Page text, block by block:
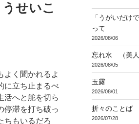
せいこ
よく聞かれるよ
に立ち止まるべ
活へと舵を切ら
停滞を打ち破っ
ちもいるだろ
「うがいだけ
って
2026/08/06
忘れ水 （美人
2026/08/05
玉露
2026/08/01
折々のことば
2026/07/28